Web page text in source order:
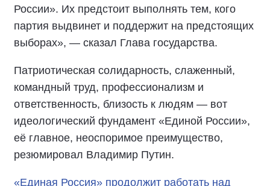
России». Их предстоит выполнять тем, кого
партия выдвинет и поддержит на предстоящих
выборах», — сказал Глава государства.
Патриотическая солидарность, слаженный,
командный труд, профессионализм и
ответственность, близость к людям — вот
идеологический фундамент «Единой России»,
её главное, неоспоримое преимущество,
резюмировал Владимир Путин.
«Единая Россия» продолжит работать над